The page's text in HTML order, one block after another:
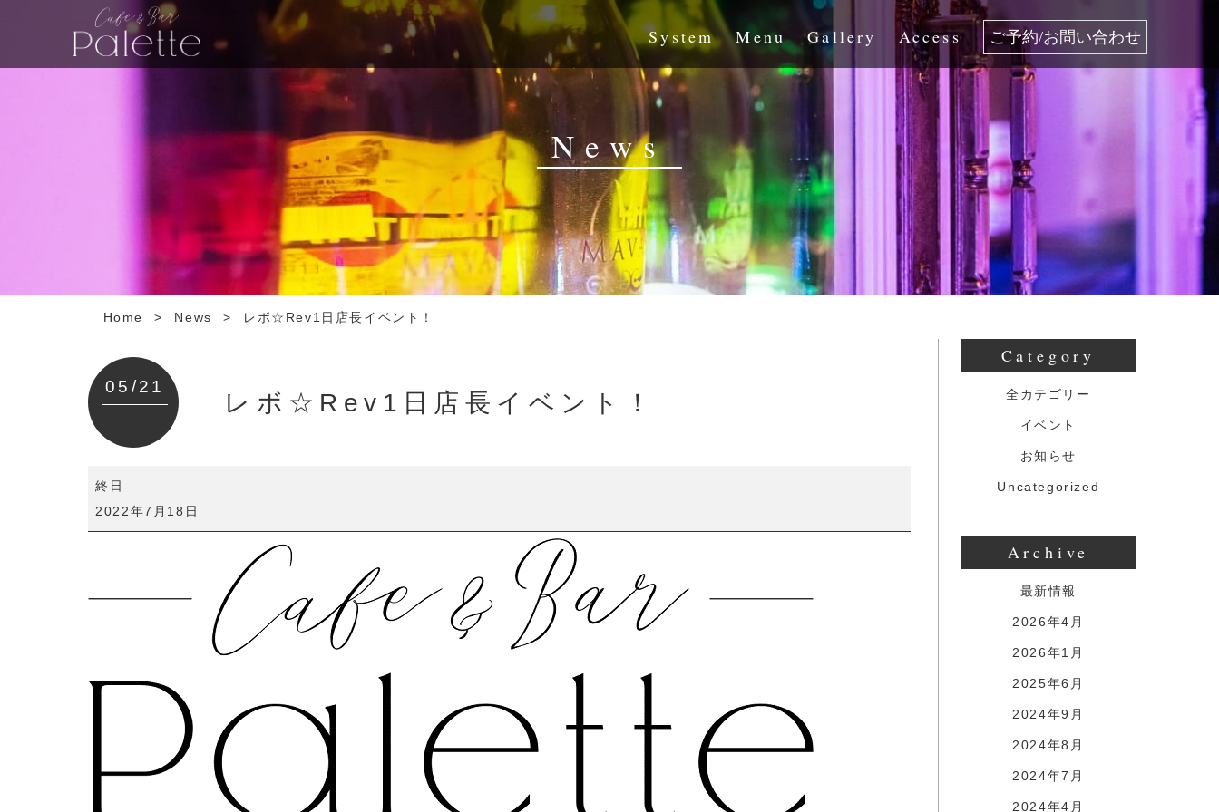
System Menu Gallery Access ご予約/お問い合わせ
News
Home > News > レボ☆Rev1日店長イベント！
05/21
レボ☆Rev1日店長イベント！
レ
ボ
☆Rev1
長
ン
終日
2022年7月18日
Category
全カテゴリー
イベント
お知らせ
Uncategorized
Archive
最新情報
2026年4月
2026年1月
2025年6月
2024年9月
2024年8月
2024年7月
2024年4月